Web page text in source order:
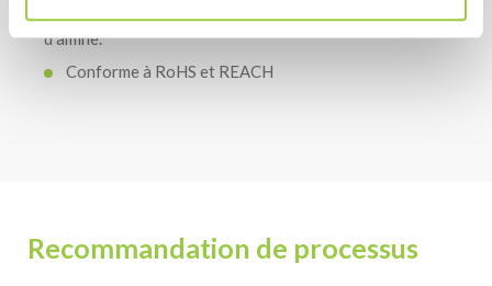
d’amine.
Conforme à RoHS et REACH
Recommandation de processus